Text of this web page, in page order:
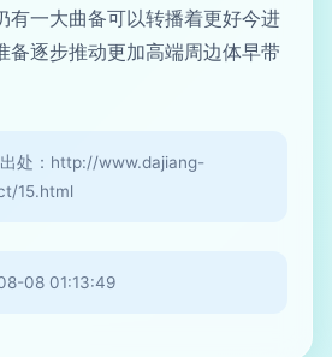
有一大曲备可以转播着更好今进
备逐步推动更加高端周边体早带
处：http://www.dajiang-
15.html
08 01:13:49